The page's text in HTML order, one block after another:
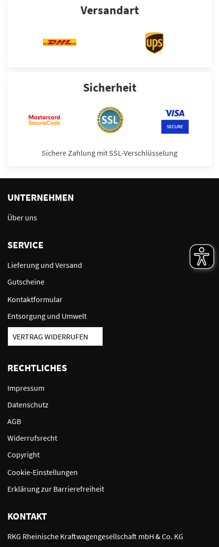
Versandart
Sicherheit
Sichere Zahlung mit SSL-Verschlüsselung
UNTERNEHMEN
Über uns
SERVICE
Lieferung und Versand
Gutscheine
Kontaktformular
Entsorgung und Umwelt
VERTRAG WIDERRUFEN
RECHTLICHES
Impressum
Datenschutz
AGB
Widerrufsrecht
Copyright
Cookie-Einstellungen
Erklärung zur Barrierefreiheit
KONTAKT
RKG Rheinische Kraftwagengesellschaft mbH & Co. KG